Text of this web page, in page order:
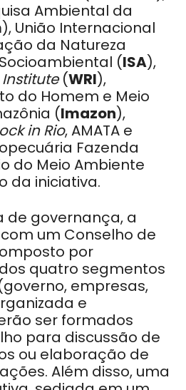
Ambiental da
), União Internacional
da Natureza
(ISA),
Institute(WRI),
do Homem e Meio
(Imazon),
in Rio, AMATA e
Fazenda
do Meio Ambiente
da iniciativa.
de governança, a
um Conselho de
por
quatro segmentos
empresas,
e
ser formados
para discussão de
ou elaboração de
Além disso, uma